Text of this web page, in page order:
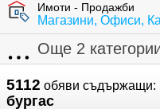
Имоти - Продажби
Магазини, Офиси,
Още 2
5112 обяви съдържащи:
бургас